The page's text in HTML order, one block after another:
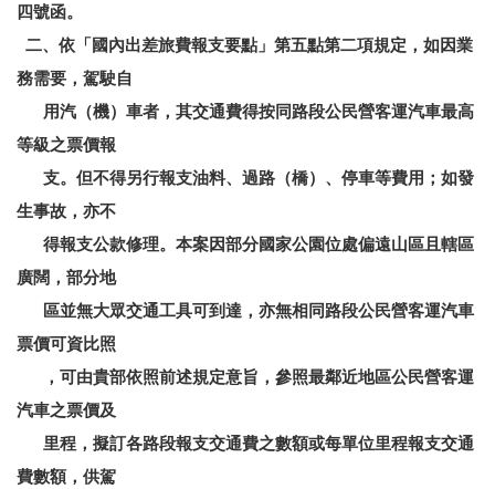
四號函。
二、依「國內出差旅費報支要點」第五點第二項規定，如因業
務需要，駕駛自
用汽（機）車者，其交通費得按同路段公民營客運汽車最高
等級之票價報
支。但不得另行報支油料、過路（橋）、停車等費用；如發
生事故，亦不
得報支公款修理。本案因部分國家公園位處偏遠山區且轄區
廣闊，部分地
區並無大眾交通工具可到達，亦無相同路段公民營客運汽車
票價可資比照
，可由貴部依照前述規定意旨，參照最鄰近地區公民營客運
汽車之票價及
里程，擬訂各路段報支交通費之數額或每單位里程報支交通
費數額，供駕